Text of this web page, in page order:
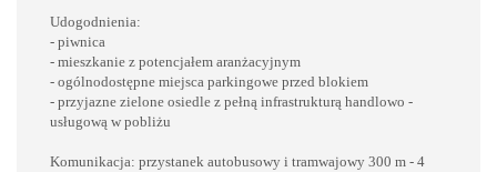
Udogodnienia:
- piwnica
- mieszkanie z potencjałem aranżacyjnym
- ogólnodostępne miejsca parkingowe przed blokiem
- przyjazne zielone osiedle z pełną infrastrukturą handlowo -
usługową w pobliżu
Komunikacja: przystanek autobusowy i tramwajowy 300 m - 4